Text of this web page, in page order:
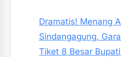
Dramatis! Menang
Sindangagung,
Tiket 8 Besar